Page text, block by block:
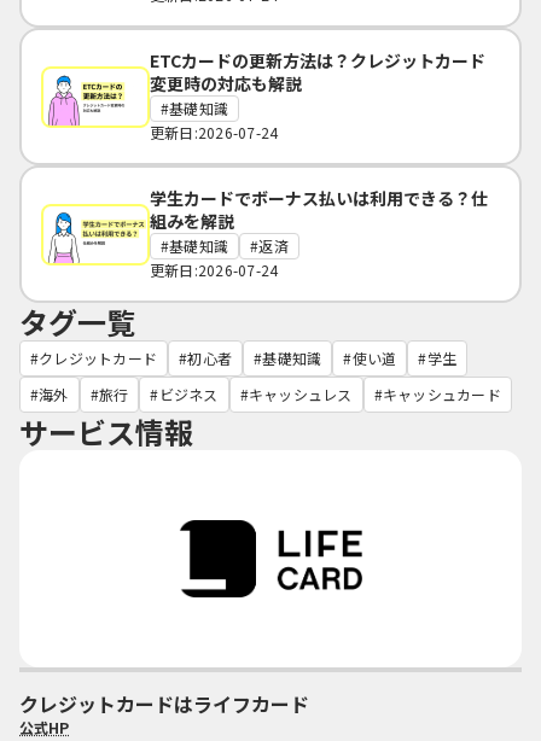
ETCカードの更新方法は？クレジットカード
変更時の対応も解説
基礎知識
更新日:2026-07-24
学生カードでボーナス払いは利用できる？仕
組みを解説
基礎知識
返済
更新日:2026-07-24
タグ一覧
クレジットカード 初心者 基礎知識 使い道
学生
海外
旅行 ビジネス キャッシュレス キャッシュカード
サービス情報
クレジットカードはライフカード
公式HP